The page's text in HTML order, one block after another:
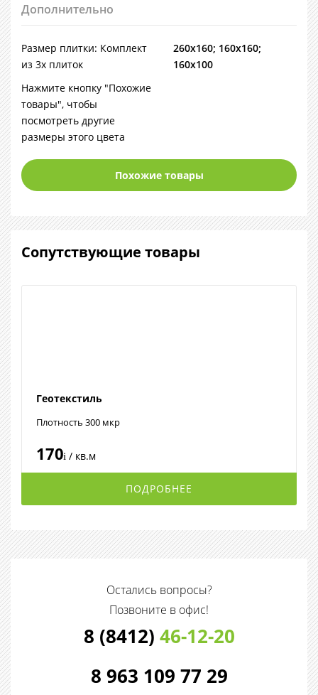
Дополнительно
Размер плитки: Комплект
из 3х плиток
260х160; 160х160;
160х100
Нажмите кнопку "Похожие
товары", чтобы
посмотреть другие
размеры этого цвета
Похожие товары
Сопутствующие товары
Геотекстиль
Плотность 300 мкр
170i / кв.м
ПОДРОБНЕЕ
Остались вопросы?
Позвоните в офис!
8 (8412) 46-12-20
8 963 109 77 29